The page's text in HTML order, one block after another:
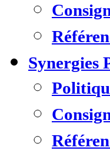
Synergies